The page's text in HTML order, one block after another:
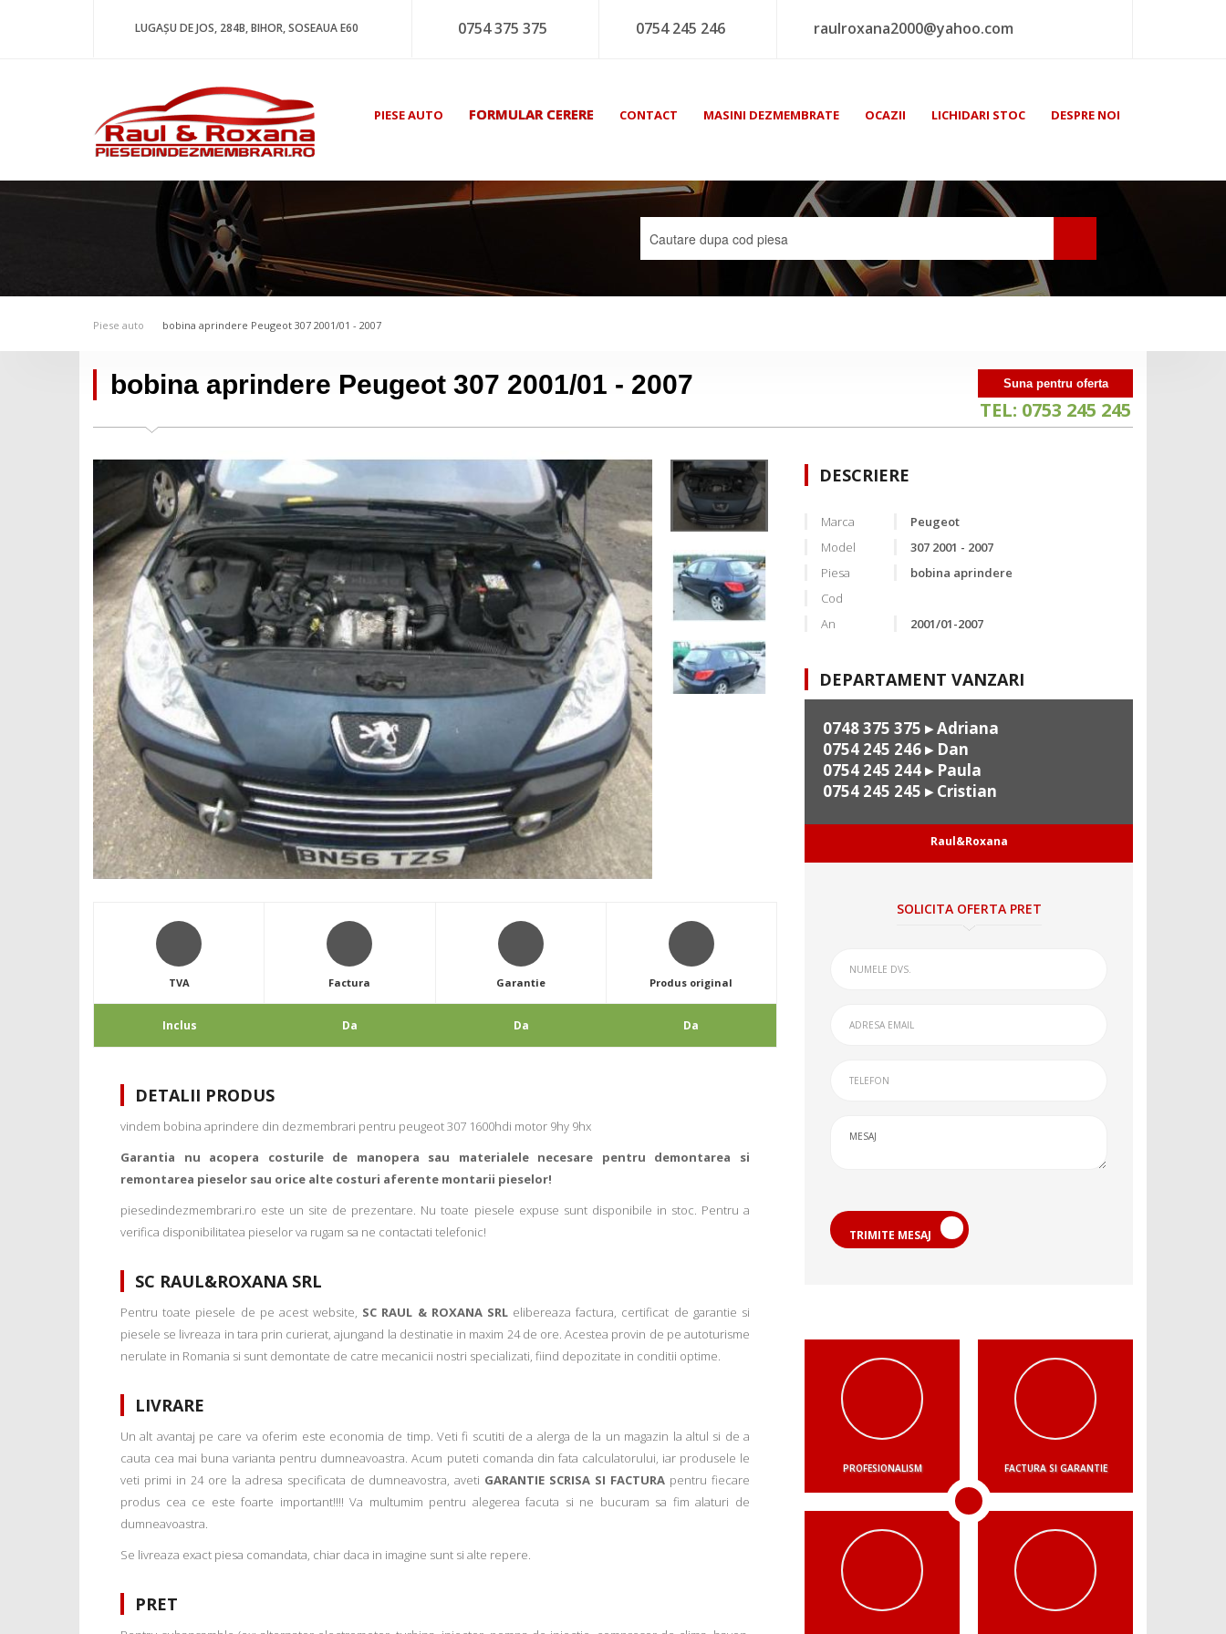
LUGAȘU DE JOS, 284B, BIHOR, SOSEAUA E60 0754 375 375 0754 245 246 raulroxana2000@yahoo.com
PIESE AUTO FORMULAR CERERE CONTACT MASINI DEZMEMBRATE OCAZII LICHIDARI STOC DESPRE NOI
Piese auto bobina aprindere Peugeot 307 2001/01 - 2007
bobina aprindere Peugeot 307 2001/01 - 2007 Suna pentru oferta
TEL: 0753 245 245
TVA
Inclus
Factura
Da
Garantie
Da
Produs original
Da
DETALII PRODUS
vindem bobina aprindere din dezmembrari pentru peugeot 307 1600hdi motor 9hy 9hx
Garantia nu acopera costurile de manopera sau materialele necesare pentru demontarea si
remontarea pieselor sau orice alte costuri aferente montarii pieselor!
piesedindezmembrari.ro este un site de prezentare. Nu toate piesele expuse sunt disponibile in stoc. Pentru a
verifica disponibilitatea pieselor va rugam sa ne contactati telefonic!
SC RAUL&ROXANA SRL
Pentru toate piesele de pe acest website, SC RAUL & ROXANA SRLelibereaza factura, certificat de garantie si
piesele se livreaza in tara prin curierat, ajungand la destinatie in maxim 24 de ore. Acestea provin de pe autoturisme
nerulate in Romania si sunt demontate de catre mecanicii nostri specializati, fiind depozitate in conditii optime.
LIVRARE
Un alt avantaj pe care va oferim este economia de timp. Veti fi scutiti de a alerga de la un magazin la altul si de a
cauta cea mai buna varianta pentru dumneavoastra. Acum puteti comanda din fata calculatorului, iar produsele le
veti primi in 24 ore la adresa specificata de dumneavostra, aveti GARANTIE SCRISA SI FACTURA pentru fiecare
produs cea ce este foarte important!!!! Va multumim pentru alegerea facuta si ne bucuram sa fim alaturi de
dumneavoastra.
Se livreaza exact piesa comandata, chiar daca in imagine sunt si alte repere.
PRET
DESCRIERE
Marca
Peugeot
Model
307 2001 - 2007
Piesa
bobina aprindere
Cod
An
2001/01-2007
DEPARTAMENT VANZARI
0748 375 375 ▸ Adriana
0754 245 246▸ Dan
0754 245 244▸ Paula
0754 245 245 ▸ Cristian
Raul&Roxana
SOLICITA OFERTA PRET
TRIMITE MESAJ
PROFESIONALISM FACTURA SI GARANTIE